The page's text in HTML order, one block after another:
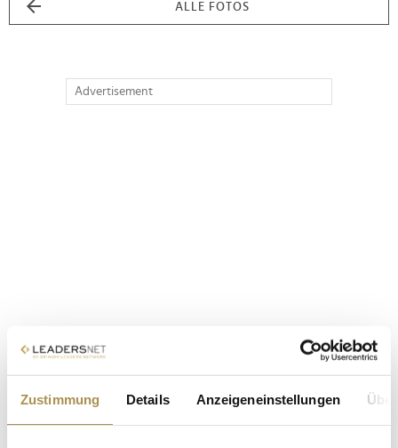
Zustimmung Details Anzeigeneinstellungen
ALLE FOTOS
Advertisement